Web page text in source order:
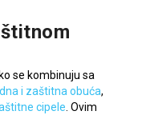
se kombinuju sa
i zaštitna obuća,
cipele . Ovim